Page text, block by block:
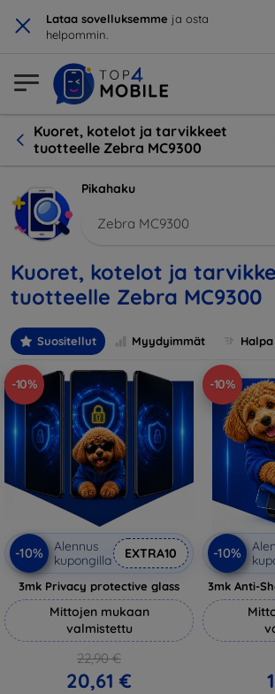
× Lataa sovelluksemme ja osta
helpommin.
Kuoret, kotelot ja tarvikkeet
tuotteelle Zebra MC9300
Pikahaku
Zebra MC9300
Kuoret, kotelot ja
tuotteelle Zebra MC9300
Suositellut Myydyimmät Halpa
-10%
-10%
Alennus
kupongilla
EXTRA10
3mk Privacy protective glass
Mittojen mukaan
valmistettu
22,90 €
20,61 €
-10%
-10%
3mk Anti-